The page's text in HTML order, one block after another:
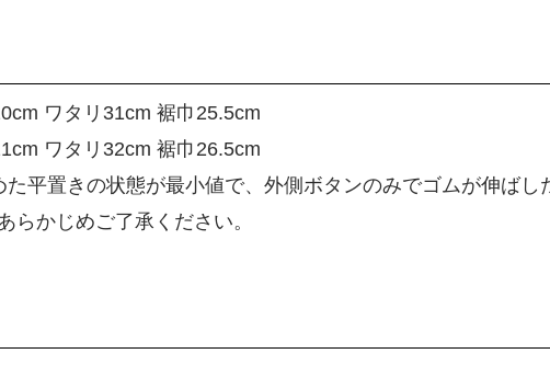
ワタリ31cm 裾巾25.5cm
ワタリ32cm 裾巾26.5cm
平置きの状態が最小値で、外側ボタンのみでゴムが伸ばし
かじめご了承ください。